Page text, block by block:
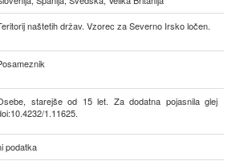
naštetih držav. Vzorec za Severno Irsko ločen.
starejše od 15 let. Za dodatna pojasnila glej
1.11625.
podatka